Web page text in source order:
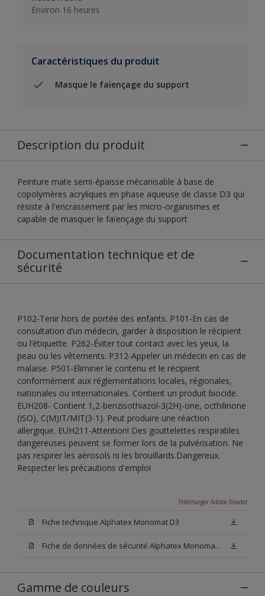
Environ 16 heures
Caractéristiques du produit
Masque le faïençage du support
Description du produit
Peinture mate semi-épaisse mécanisable à base de
copolymères acryliques en phase aqueuse de classe D3 qui
résiste à l'encrassement par les micro-organismes et
capable de masquer le faïençage du support
Documentation technique et de
sécurité
P102-Tenir hors de portée des enfants. P101-En cas de
consultation d’un médecin, garder à disposition le récipient
ou l’étiquette. P262-Éviter tout contact avec les yeux, la
peau ou les vêtements. P312-Appeler un médecin en cas de
malaise. P501-Eliminer le contenu et le récipient
conformément aux réglementations locales, régionales,
nationales ou internationales. Contient un produit biocide.
EUH208- Contient 1,2-benzisothiazol-3(2H)-one, octhilinone
(ISO), C(M)IT/MIT(3-1). Peut produire une réaction
allergique. EUH211-Attention! Des gouttelettes respirables
dangereuses peuvent se former lors de la pulvérisation. Ne
pas respirer les aérosols ni les brouillards.Dangereux.
Respecter les précautions d'emploi
Télécharger Adobe Reader
Fiche technique Alphatex Monomat D3
Fiche de données de sécurité Alphatex Monomat D3
Gamme de couleurs